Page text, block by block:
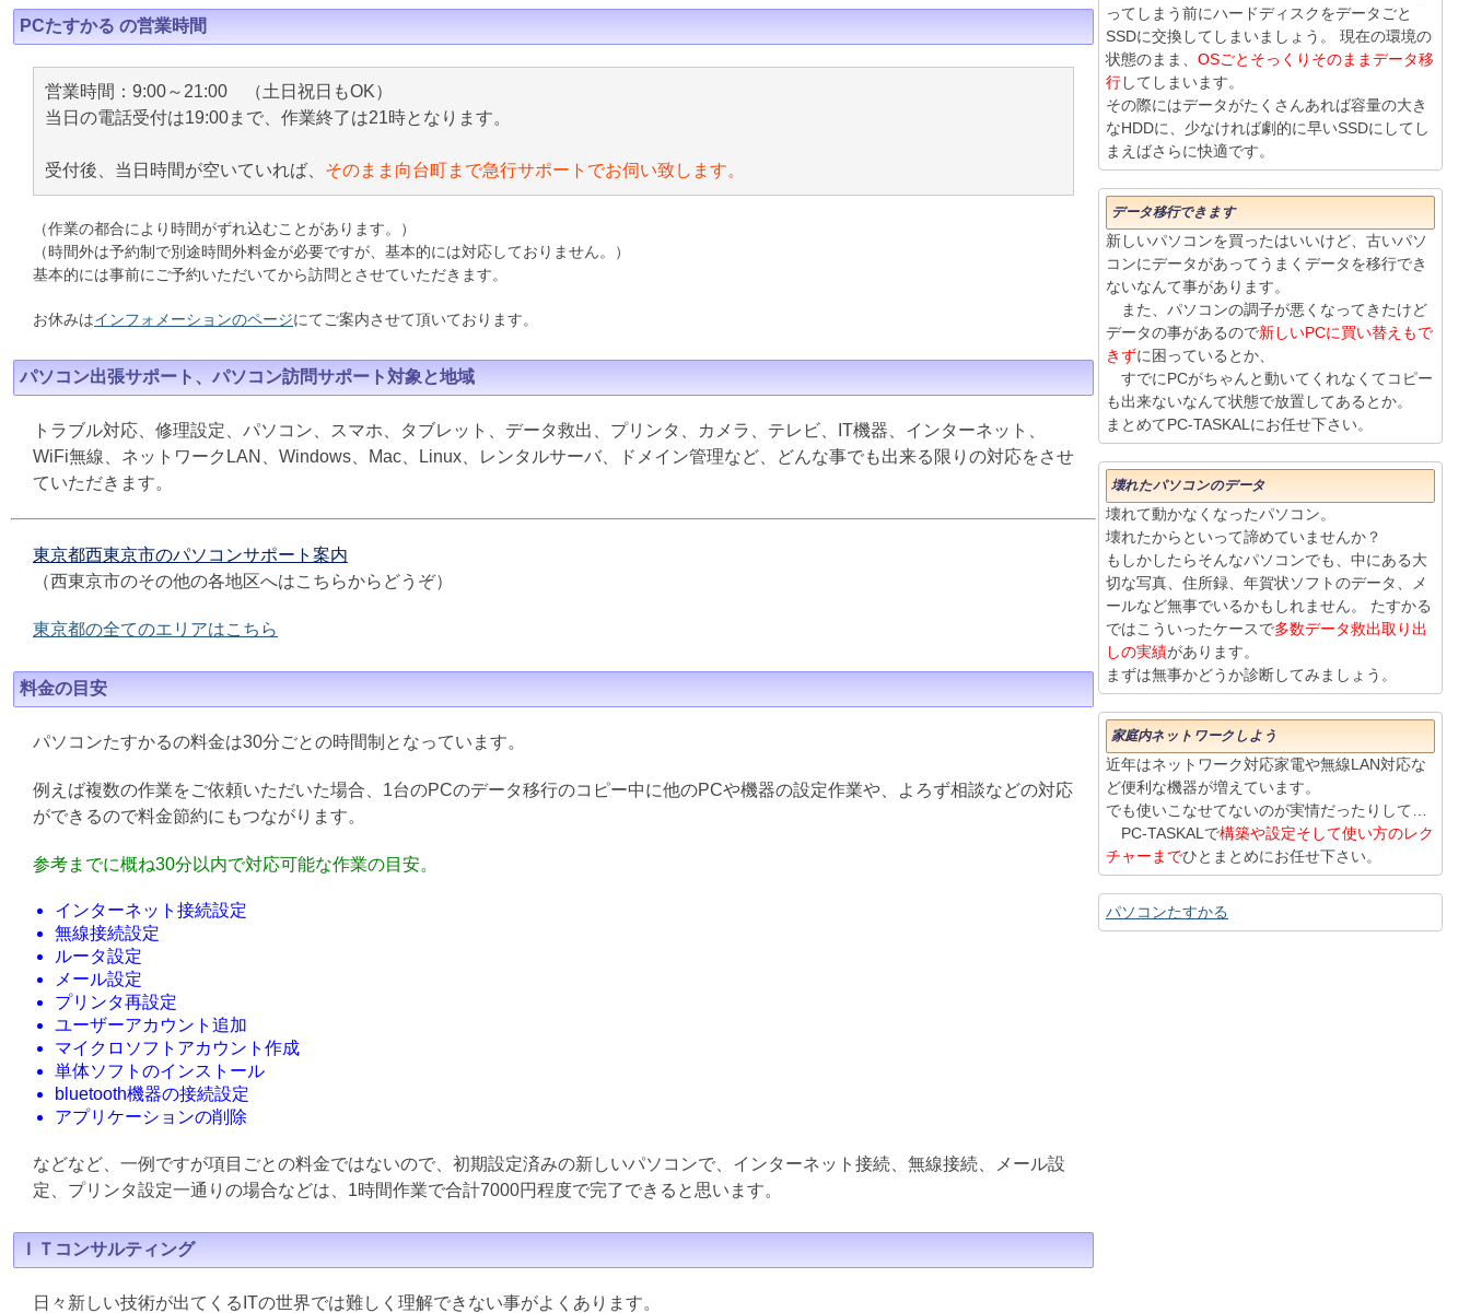
PCたすかる の営業時間
営業時間：9:00～21:00 （土日祝日もOK）
当日の電話受付は19:00まで、作業終了は21時となります。
受付後、当日時間が空いていれば、 そのまま向台町まで急行サポートでお伺い致します。
（作業の都合により時間がずれ込むことがあります。）
（時間外は予約制で別途時間外料金が必要ですが、基本的には対応しておりません。）
基本的には事前にご予約いただいてから訪問とさせていただきます。
お休みはインフォメーションのページにてご案内させて頂いております。
パソコン出張サポート、パソコン訪問サポート対象と地域
トラブル対応、修理設定、パソコン、スマホ、タブレット、データ救出、プリンタ、カメラ、テレビ、IT機器、インターネット、
WiFi無線、ネットワークLAN、Windows、Mac、Linux、レンタルサーバ、ドメイン管理など、どんな事でも出来る限りの対応をさせ
ていただきます。
東京都西東京市のパソコンサポート案内
（西東京市のその他の各地区へはこちらからどうぞ）
東京都の全てのエリアはこちら
料金の目安
パソコンたすかるの料金は30分ごとの時間制となっています。
例えば複数の作業をご依頼いただいた場合、1台のPCのデータ移行のコピー中に他のPCや機器の設定作業や、よろず相談などの対応
ができるので料金節約にもつながります。
参考までに概ね30分以内で対応可能な作業の目安。
インターネット接続設定
無線接続設定
ルータ設定
メール設定
プリンタ再設定
ユーザーアカウント追加
マイクロソフトアカウント作成
単体ソフトのインストール
bluetooth機器の接続設定
アプリケーションの削除
などなど、一例ですが項目ごとの料金ではないので、初期設定済みの新しいパソコンで、インターネット接続、無線接続、メール設
定、プリンタ設定一通りの場合などは、1時間作業で合計7000円程度で完了できると思います。
ＩＴコンサルティング
日々新しい技術が出てくるITの世界では難しく理解できない事がよくあります。
ってしまう前にハードディスクをデータごと
SSDに交換してしまいましょう。 現在の環境の
状態のまま、 OSごとそっくりそのままデータ移
行してしまいます。
その際にはデータがたくさんあれば容量の大き
なHDDに、少なければ劇的に早いSSDにしてし
まえばさらに快適です。
データ移行できます
新しいパソコンを買ったはいいけど、古いパソ
コンにデータがあってうまくデータを移行でき
ないなんて事があります。
また、パソコンの調子が悪くなってきたけど
データの事があるので新しいPCに買い替えもで
きずに困っているとか、
すでにPCがちゃんと動いてくれなくてコピー
も出来ないなんて状態で放置してあるとか。
まとめてPC-TASKALにお任せ下さい。
壊れたパソコンのデータ
壊れて動かなくなったパソコン。
壊れたからといって諦めていませんか？
もしかしたらそんなパソコンでも、中にある大
切な写真、住所録、年賀状ソフトのデータ、メ
ールなど無事でいるかもしれません。 たすかる
ではこういったケースで多数データ救出取り出
しの実績があります。
まずは無事かどうか診断してみましょう。
家庭内ネットワークしよう
近年はネットワーク対応家電や無線LAN対応な
ど便利な機器が増えています。
でも使いこなせてないのが実情だったりして…
PC-TASKALで構築や設定そして使い方のレク
チャーまでひとまとめにお任せ下さい。
パソコンたすかる